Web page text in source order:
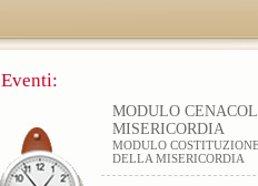
Eventi:
MODULO
MISERICORDIA
MODULO
DELLA MISERICORDIA